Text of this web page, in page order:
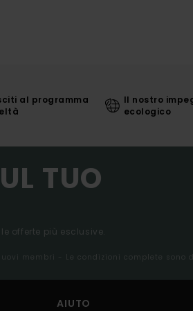
al programma
Il nostro
ecologico
TUO
offerte più esclusive.
membri - Le condizioni complete sono
AIUTO